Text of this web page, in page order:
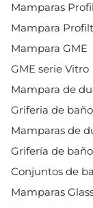
Mamparas
Mampara
Mampara GME
GME serie Vitro
Mampara de
Griferia de
Mamparas de
Grifería de
Conjuntos de
Mamparas